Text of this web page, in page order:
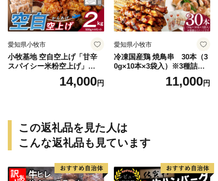
愛知県小牧市
小牧基地 空自空上げ「甘辛
スパイシー米粉空上げ」
（計2kg 500g×4袋）手羽先
14,000円
愛知県小牧市
冷凍国産鶏 焼鳥串 30本（3
0g×10本×3袋入）※3種詰め
合わせ 焼き鳥 おつまみ バー
ベキュー 小分け 国産 鶏肉 焼
せ
11,000円
この返礼品を見た人は
こんな返礼品も見ています